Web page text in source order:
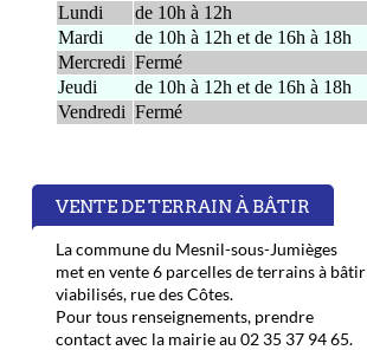
Lundi
de 10h à 12h
Mardi
de 10h à 12h et de 16h à 18h
Mercredi Fermé
Jeudi
de 10h à 12h et de 16h à 18h
Vendredi Fermé
VENTE DE TERRAIN À BÂTIR
La commune du Mesnil-sous-Jumièges
met en vente 6 parcelles de terrains à bâtir
viabilisés, rue des Côtes.
Pour tous renseignements, prendre
contact avec la mairie au 02 35 37 94 65.